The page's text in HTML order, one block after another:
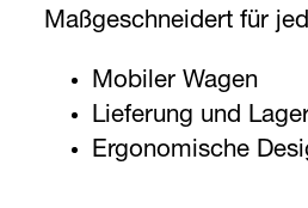
Maßgeschneidert für
Mobiler Wagen
Lieferung und
Ergonomische
Montagezellen.
Mobiler Wagen
Ergonomisches
Regale für
Auf spezifische
Lieferung der